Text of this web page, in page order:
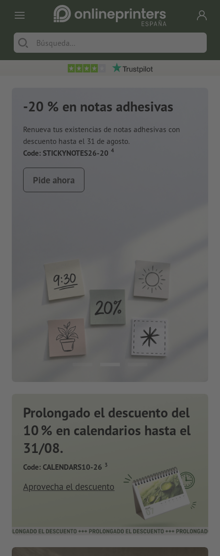
-20 % en notas adhesivas
Renueva tus existencias de notas adhesivas con
descuento hasta el 31 de agosto.
Code: STICKYNOTES26-20 4
Pide ahora
Prolongado el descuento del
10 % en calendarios hasta el
31/08.
Code: CALENDARS10-26 3
Aprovecha el descuento